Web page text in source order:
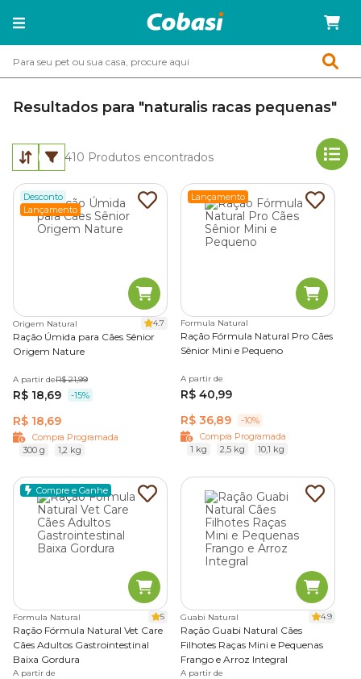
Resultados para "naturalis racas pequenas"
410 Produtos encontrados
Desconto
Lançamento
Origem Natural 4.7
Ração Úmida para Cães Sênior
Origem Nature
A partir deR$ 21,99
R$ 18,69 -15%
R$ 18,69
Compra Programada
300 g
1,2 kg
Lançamento
Formula Natural
Ração Fórmula Natural Pro Cães
Sênior Mini e Pequeno
A partir de
R$ 40,99
R$ 36,89
-10%
Compra Programada
1 kg
2,5 kg 10,1 kg
Compre e Ganhe
Formula Natural 5
Ração Fórmula Natural Vet Care
Cães Adultos Gastrointestinal
Baixa Gordura
A partir de
Guabi Natural 4.9
Ração Guabi Natural Cães
Filhotes Raças Mini e Pequenas
Frango e Arroz Integral
A partir de